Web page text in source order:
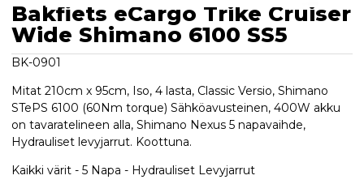
Bakfiets eCargo Trike Cruiser
Wide Shimano 6100 SS5
BK-0901
Mitat 210cm x 95cm, Iso, 4 lasta, Classic Versio, Shimano
STePS 6100 (60Nm torque) Sähköavusteinen, 400W akku
on tavaratelineen alla, Shimano Nexus 5 napavaihde,
Hydrauliset levyjarrut. Koottuna.
Kaikki värit - 5 Napa - Hydrauliset Levyjarrut